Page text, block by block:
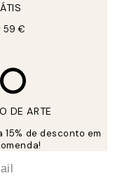
59 €
DE ARTE
de desconto em